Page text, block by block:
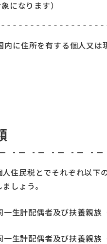
になります）
に住所を有する個⼈⼜は
住民税とでそれぞれ以下
しょう。
計配偶者及び扶養親族
生計配偶者及び扶養親族